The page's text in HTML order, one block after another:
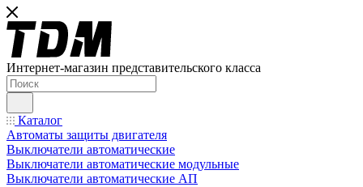
Интернет-магазин представительского класса
Каталог
Автоматы защиты двигателя
Выключатели автоматические
Выключатели автоматические модульные
Выключатели автоматические АП